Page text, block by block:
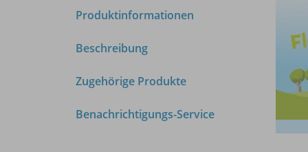
Produktinformationen
Beschreibung
Zugehörige Produkte
Benachrichtigungs-Service